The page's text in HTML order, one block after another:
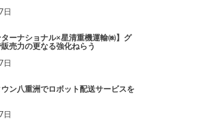
日
ターナショナル×星清重機運輸㈱】グ
売力の更なる強化ねらう
日
ン八重洲でロボット配送サービスを
日